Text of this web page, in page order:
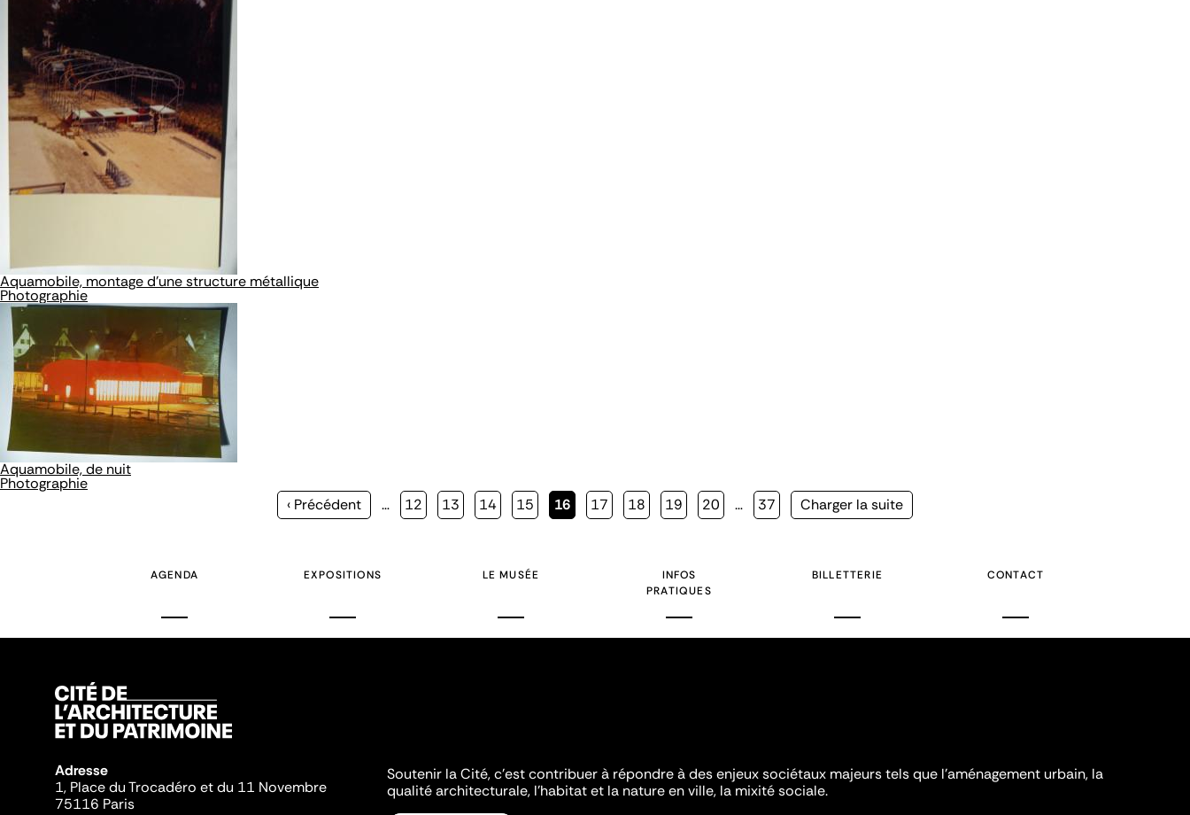
Aquamobile, montage d'une structure métallique
Photographie
Aquamobile, de nuit
Photographie
Page
‹ Précédent … Page
12 Page
13 Page
14 Page
15
Page
16 Page
17 Page
18 Page
19 Page
20 … Page
37
Page
Charger la suite
AGENDA EXPOSITIONS LE MUSÉE
INFOS
PRATIQUES
BILLETTERIE CONTACT
Adresse
1, Place du Trocadéro et du 11 Novembre
75116 Paris
Soutenir la Cité, c'est contribuer à répondre à des enjeux sociétaux majeurs tels que l'aménagement urbain, la
qualité architecturale, l'habitat et la nature en ville, la mixité sociale.